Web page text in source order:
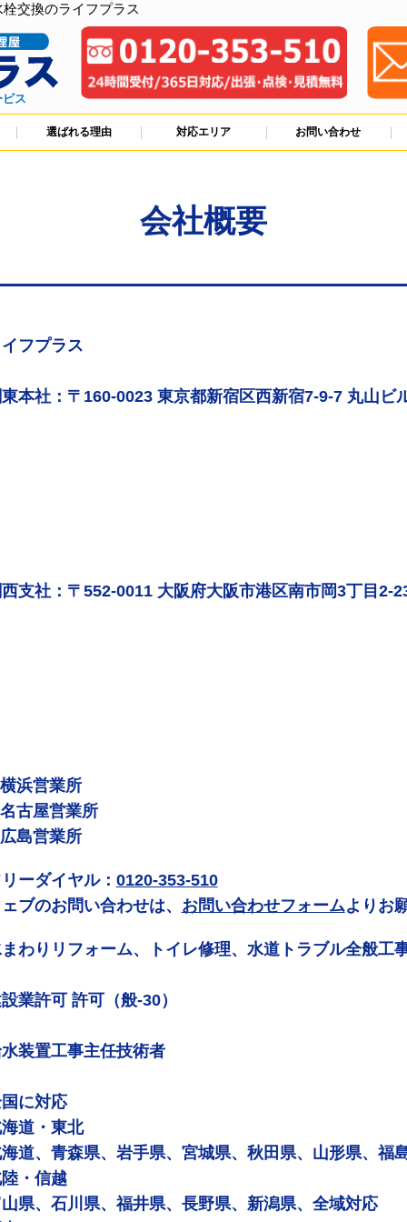
交換のライフプラス
ス
選ばれる理由 対応エリア お問い合わせ
会社概要
イフプラス
東本社：〒160-0023 東京都新宿区西新宿7-9-7 丸山ビ
西支社：〒552-0011 大阪府大阪市港区南市岡3丁目2-
浜営業所
古屋営業所
島営業所
ーダイヤル： 0120-353-510
ブのお問い合わせは、 お問い合わせフォームよりお
わりリフォーム、トイレ修理、水道トラブル全般工
業許可 許可（般-30）
装置工事主任技術者
に対応
道・東北
道、青森県、岩手県、宮城県、秋田県、山形県、福
・信越
県、石川県、福井県、長野県、新潟県、全域対応